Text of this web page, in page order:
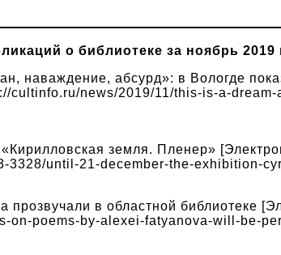
о библиотеке за ноябрь 2019
наваждение, абсурд»: в Вологде
cultinfo.ru/news/2019/11/this-is-a-
земля. Пленер»
3328/until-21-december-the-exhibition-
прозвучали в областной библиотеке
on-poems-by-alexei-fatyanova-will-be-